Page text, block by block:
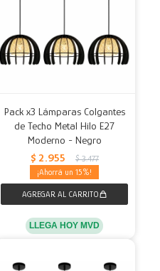
Pack x3 Lámparas Colgantes
de Techo Metal Hilo E27
Moderno - Negro
$ 2.955 $ 3.477
15
LLEGA HOY MVD